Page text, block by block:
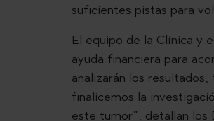
suficientes pistas para
El equipo de la Clínica y
ayuda financiera para
analizarán los
finalicemos la
este tumor”, detallan los